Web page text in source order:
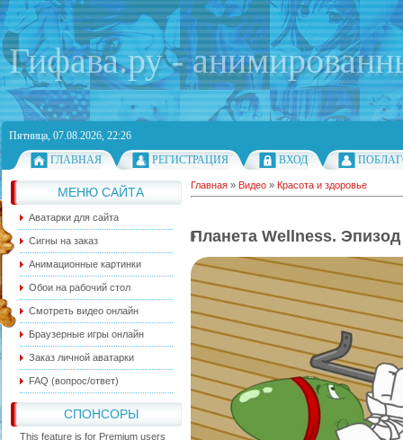
Гифава.ру -
Пятница, 07.08.2026, 22:26
ГЛАВНАЯ
РЕГИСТРАЦИЯ ВХОД
МЕНЮ САЙТА
Аватарки для сайта
Сигны на заказ
Анимационные картинки
Обои на рабочий стол
Смотреть видео онлайн
Браузерные игры онлайн
Заказ личной аватарки
FAQ (вопрос/ответ)
СПОНСОРЫ
This feature is for Premium users
Главная » Видео » Красота и здоровье
Планета Wellness.